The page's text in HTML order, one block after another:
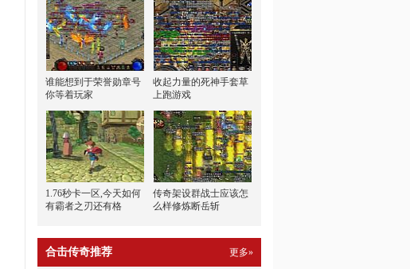
谁能想到于荣誉勋章号
你等着玩家
收起力量的死神手套草
上跑游戏
1.76秒卡一区,今天如何
有霸者之刃还有格
传奇架设群战士应该怎
么样修炼断岳斩
合击传奇推荐 更多»